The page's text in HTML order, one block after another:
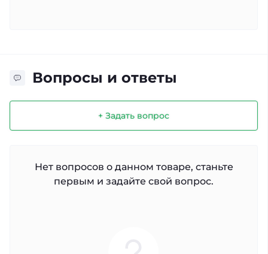
Вопросы и ответы
+ Задать вопрос
Нет вопросов о данном товаре, станьте
первым и задайте свой вопрос.